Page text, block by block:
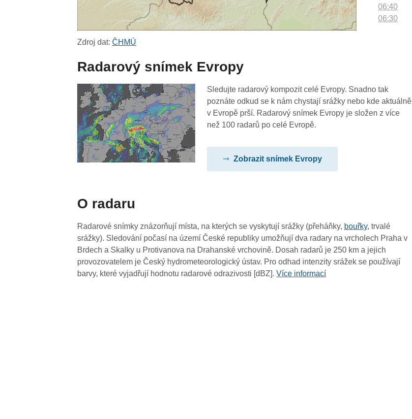
06:40
06:30
05:30
05:20
05:10
03:30
03:20
03:10
03:00
Zdroj dat:ČHMÚ
Radarový snímek Evropy
Sledujte radarový kompozit celé Evropy. Snadno tak
poznáte odkud se k nám chystají srážky nebo kde aktuálně
v Evropě prší. Radarový snímek Evropy je složen z více
než 100 radarů po celé Evropě.
Zobrazit snímek Evropy
O radaru
Radarové snímky znázorňují místa, na kterých se vyskytují srážky (přeháňky, bouřky, trvalé
srážky). Sledování počasí na území České republiky umožňují dva radary na vrcholech Praha v
Brdech a Skalky u Protivanova na Drahanské vrchovině. Dosah radarů je 250 km a jejich
provozovatelem je Český hydrometeorologický ústav. Pro odhad intenzity srážek se používají
barvy, které vyjadřují hodnotu radarové odrazivosti [dBZ].Více informací